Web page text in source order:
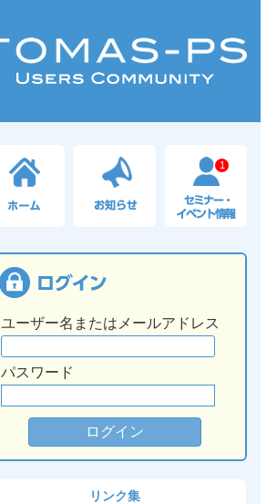
1
ユーザー名またはメールアドレス
パスワード
リンク集